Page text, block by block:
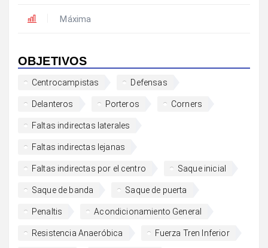
Máxima
OBJETIVOS
Centrocampistas Defensas
Delanteros Porteros Corners
Faltas indirectas laterales
Faltas indirectas lejanas
Faltas indirectas por el centro Saque inicial
Saque de banda Saque de puerta
Penaltis Acondicionamiento General
Resistencia Anaeróbica Fuerza Tren Inferior